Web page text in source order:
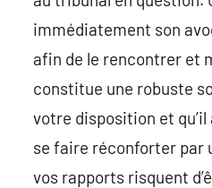
immédiatement son
afin de le rencontrer et
constitue une robuste
votre disposition et
se faire réconforter par
vos rapports risquent